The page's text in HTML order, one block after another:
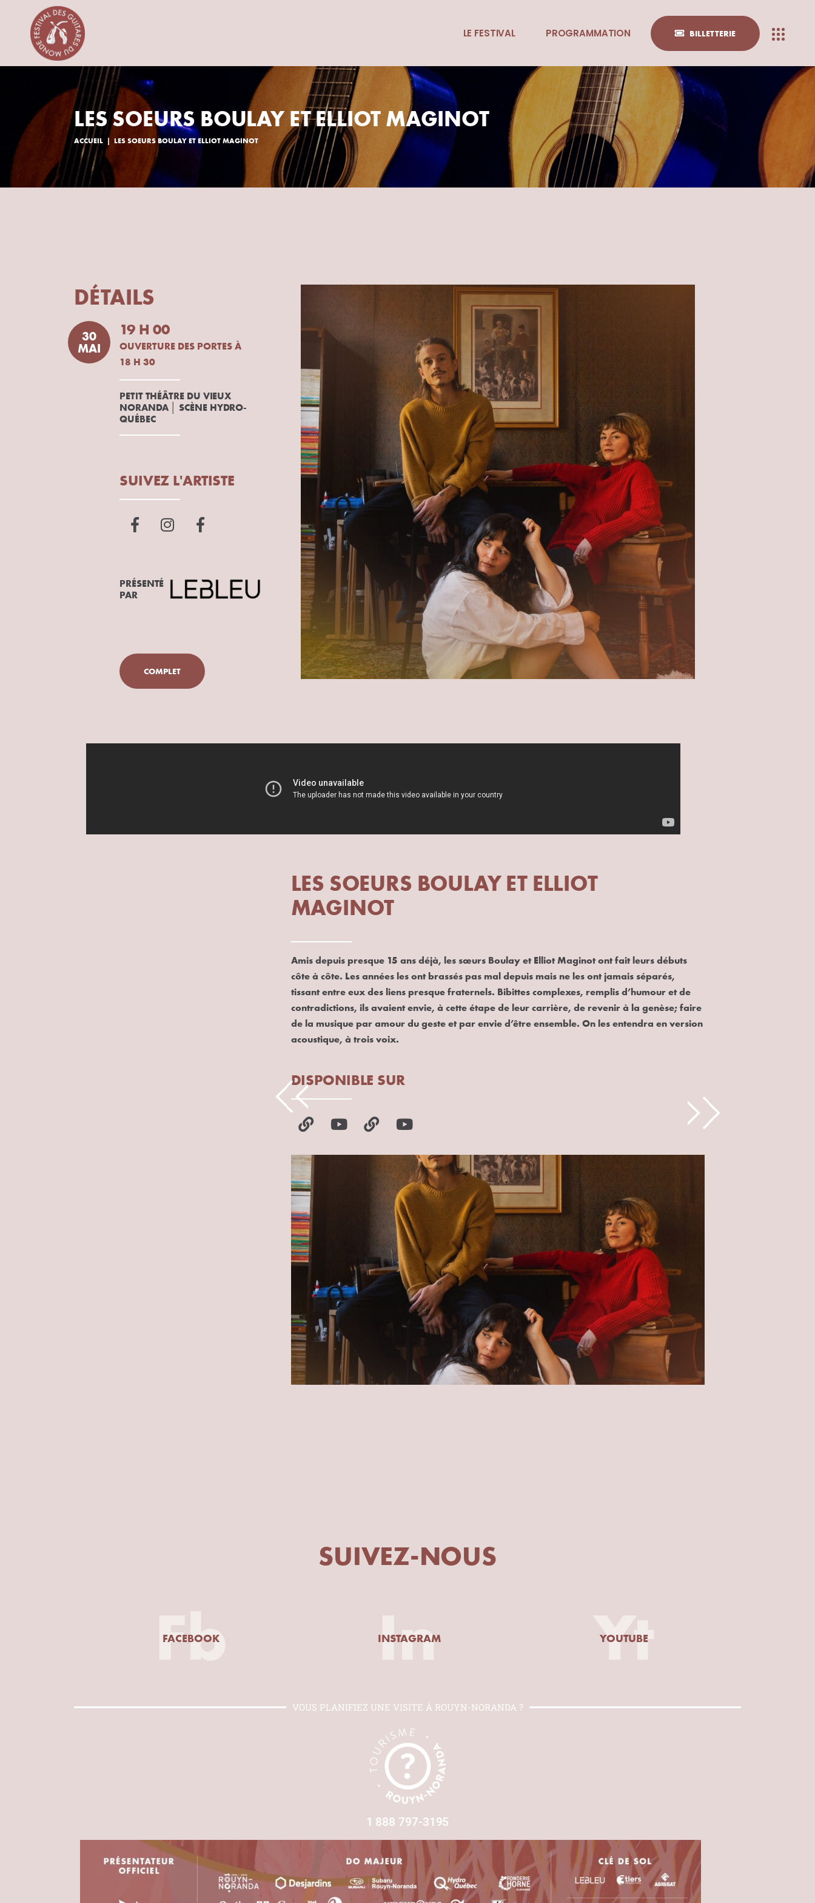
LE FESTIVAL PROGRAMMATION BILLETTERIE
LES SOEURS BOULAY ET ELLIOT MAGINOT
ACCUEIL LES SOEURS BOULAY ET ELLIOT MAGINOT
DÉTAILS
30
MAI
19 H 00
OUVERTURE DES PORTES À
18 H 30
PETIT THÉÂTRE DU VIEUX
NORANDA │ SCÈNE HYDRO-
QUÉBEC
SUIVEZ L'ARTISTE
PRÉSENTÉ
PAR
COMPLET
LES SOEURS BOULAY ET ELLIOT
MAGINOT
Amis depuis presque 15 ans déjà, les sœurs Boulay et Elliot Maginot ont fait leurs débuts
côte à côte. Les années les ont brassés pas mal depuis mais ne les ont jamais séparés,
tissant entre eux des liens presque fraternels. Bibittes complexes, remplis d’humour et de
contradictions, ils avaient envie, à cette étape de leur carrière, de revenir à la genèse; faire
de la musique par amour du geste et par envie d’être ensemble. On les entendra en version
acoustique, à trois voix.
DISPONIBLE SUR
SUIVEZ-NOUS
Fb
FACEBOOK In
INSTAGRAM Yt
YOUTUBE
VOUS PLANIFIEZ UNE VISITE À ROUYN-NORANDA ?
1 888 797-3195